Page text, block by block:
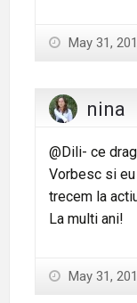
May 31,
nina
@Dili- ce
Vorbesc si
trecem la
La multi ani!
May 31,